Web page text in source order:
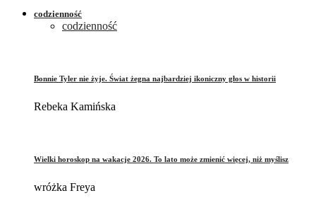
codzienność
codzienność
Bonnie Tyler nie żyje. Świat żegna najbardziej ikoniczny głos w historii
Rebeka Kamińska
Wielki horoskop na wakacje 2026. To lato może zmienić więcej, niż myślisz
wróżka Freya